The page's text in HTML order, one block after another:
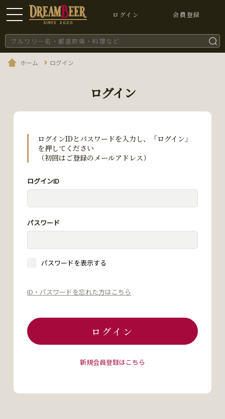
ログイン 会員登録
ホーム ログイン
ログイン
ログインIDとパスワードを入力し、「ログイン」
を押してください
（初回はご登録のメールアドレス）
ログインID
パスワード
パスワードを表示する
ID・パスワードを忘れた方はこちら
ログイン
新規会員登録はこちら